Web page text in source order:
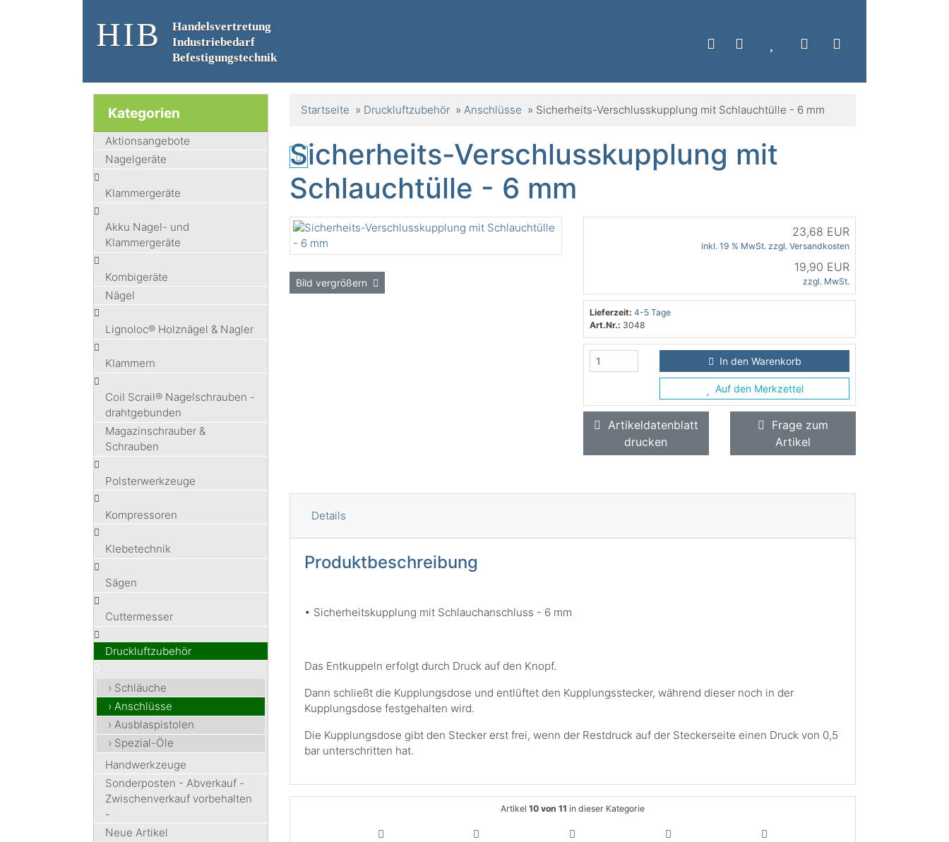
HIB
Handelsvertretung
Industriebedarf
Befestigungstechnik
Kategorien
Aktionsangebote
Nagelgeräte
Klammergeräte
Akku Nagel- und
Klammergeräte
Kombigeräte
Nägel
Lignoloc® Holznägel & Nagler
Klammern
Coil Scrail® Nagelschrauben -
drahtgebunden
Magazinschrauber &
Schrauben
Polsterwerkzeuge
Kompressoren
Klebetechnik
Sägen
Cuttermesser
Druckluftzubehör
› Schläuche
› Anschlüsse
› Ausblaspistolen
› Spezial-Öle
Handwerkzeuge
Sonderposten - Abverkauf -
Zwischenverkauf vorbehalten
-
Neue Artikel
Startseite » Druckluftzubehör» Anschlüsse » Sicherheits-Verschlusskupplung mit Schlauchtülle - 6 mm
Sicherheits-Verschlusskupplung mit
Schlauchtülle - 6 mm
Bild vergrößern
23,68 EUR
inkl. 19 % MwSt. zzgl. Versandkosten
19,90 EUR
zzgl. MwSt.
Lieferzeit: 4-5 Tage
Art.Nr.: 3048
In den Warenkorb
Auf den Merkzettel
Artikeldatenblatt
drucken
Frage zum
Artikel
Details
Produktbeschreibung
• Sicherheitskupplung mit Schlauchanschluss - 6 mm
Das Entkuppeln erfolgt durch Druck auf den Knopf.
Dann schließt die Kupplungsdose und entlüftet den Kupplungsstecker, während dieser noch in der
Kupplungsdose festgehalten wird.
Die Kupplungsdose gibt den Stecker erst frei, wenn der Restdruck auf der Steckerseite einen Druck von 0,5
bar unterschritten hat.
Artikel 10 von 11 in dieser Kategorie